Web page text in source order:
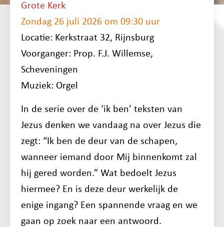
Grote Kerk
Zondag 26 juli 2026 om 09:30 uur
Locatie: Kerkstraat 32, Rijnsburg
Voorganger: Prop. F.J. Willemse,
Scheveningen
Muziek: Orgel
In de serie over de ‘ik ben’ teksten van
Jezus denken we vandaag na over Jezus die
zegt: “Ik ben de deur van de schapen,
wanneer iemand door Mij binnenkomt zal
hij gered worden.” Wat bedoelt Jezus
hiermee? En is deze deur werkelijk de
enige ingang? Een spannende vraag en we
gaan op zoek naar een antwoord.